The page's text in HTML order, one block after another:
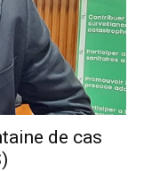
de cas